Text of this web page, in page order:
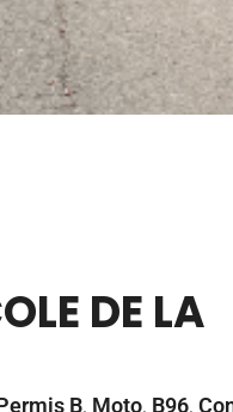
DE LA
B, Moto, B96,